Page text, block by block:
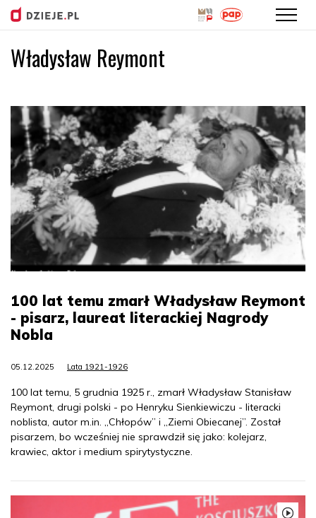
Przejdź
do
Władysław Reymont
100 lat temu zmarł Władysław Reymont
- pisarz, laureat literackiej Nagrody
Nobla
05.12.2025 Lata 1921-1926
100 lat temu, 5 grudnia 1925 r., zmarł Władysław Stanisław
Reymont, drugi polski - po Henryku Sienkiewiczu - literacki
noblista, autor m.in. „Chłopów” i „Ziemi Obiecanej”. Został
pisarzem, bo wcześniej nie sprawdził się jako: kolejarz,
krawiec, aktor i medium spirytystyczne.